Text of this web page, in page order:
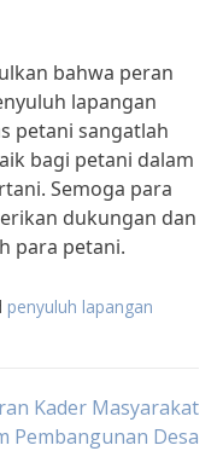
bahwa peran
lapangan
petani sangatlah
bagi petani dalam
Semoga para
dukungan dan
para petani.
penyuluh lapangan
Kader Masyarakat
Pembangunan Desa